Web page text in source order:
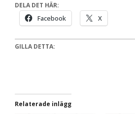
DELA DET HÄR:
Facebook X
GILLA DETTA:
Relaterade inlägg